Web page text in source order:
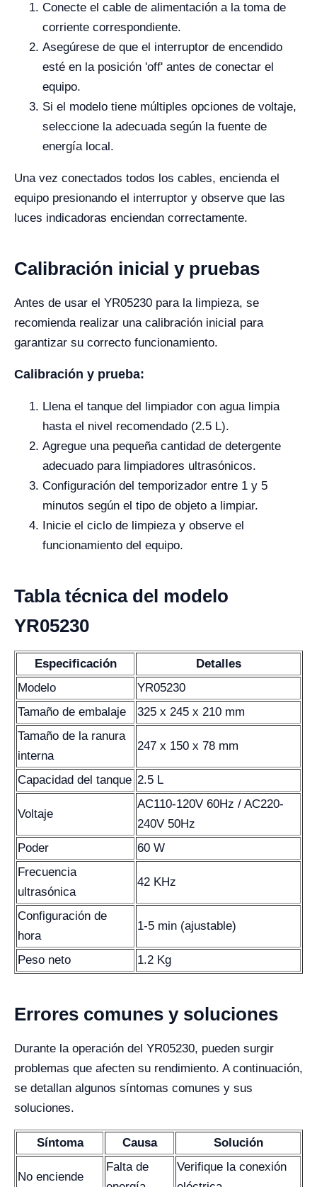
Conecte el cable de alimentación a la toma de
corriente correspondiente.
Asegúrese de que el interruptor de encendido
esté en la posición 'off' antes de conectar el
equipo.
Si el modelo tiene múltiples opciones de voltaje,
seleccione la adecuada según la fuente de
energía local.
Una vez conectados todos los cables, encienda el
equipo presionando el interruptor y observe que las
luces indicadoras enciendan correctamente.
Calibración inicial y pruebas
Antes de usar el YR05230 para la limpieza, se
recomienda realizar una calibración inicial para
garantizar su correcto funcionamiento.
Calibración y prueba:
Llena el tanque del limpiador con agua limpia
hasta el nivel recomendado (2.5 L).
Agregue una pequeña cantidad de detergente
adecuado para limpiadores ultrasónicos.
Configuración del temporizador entre 1 y 5
minutos según el tipo de objeto a limpiar.
Inicie el ciclo de limpieza y observe el
funcionamiento del equipo.
Tabla técnica del modelo
YR05230
Especificación
Detalles
Modelo
YR05230
Tamaño de embalaje
325 x 245 x 210 mm
Tamaño de la ranura
interna
247 x 150 x 78 mm
Capacidad del tanque 2.5 L
Voltaje
AC110-120V 60Hz / AC220-
240V 50Hz
Poder
60 W
Frecuencia
ultrasónica
42 KHz
Configuración de
hora
1-5 min (ajustable)
Peso neto 1.2 Kg
Errores comunes y soluciones
Durante la operación del YR05230, pueden surgir
problemas que afecten su rendimiento. A continuación,
se detallan algunos síntomas comunes y sus
soluciones.
Síntoma Causa Solución
No enciende
Falta de
Verifique la conexión